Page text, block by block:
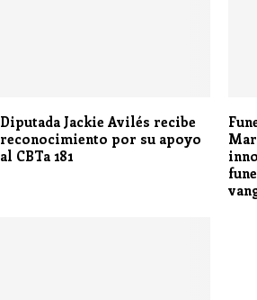
Diputada Jackie Avilés recibe
reconocimiento por su apoyo
al CBTa 181